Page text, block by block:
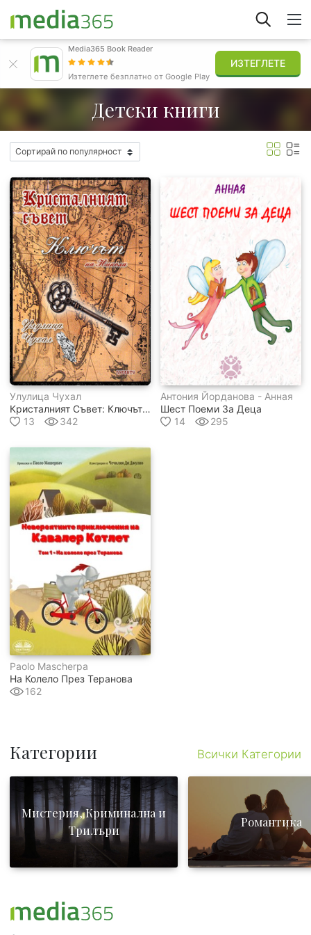
Вписване
Публикувай
Media365 Book Reader
Изтеглете безплатно от Google Play
ИЗТЕГЛЕТЕ
Детски книги
Улулица Чухал
Кристалният Съвет: Ключът На Никола
13
342
Антония Йорданова - Анная
Шест Поеми За Деца
14
295
Paolo Mascherpa
На Колело През Теранова
162
Категории Всички Категории
Мистерия, Криминална и
Трилъри
Романтика